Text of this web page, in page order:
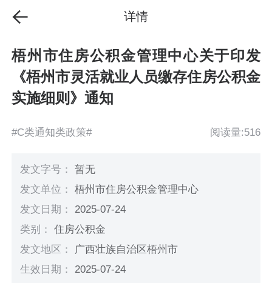
详情
梧州市住房公积金管理中心关于印发
《梧州市灵活就业人员缴存住房公积金
实施细则》通知
#C类通知类政策# 阅读量:516
发文字号：暂无
发文单位：梧州市住房公积金管理中心
发文日期： 2025-07-24
类别：住房公积金
发文地区： 广西壮族自治区梧州市
生效日期： 2025-07-24